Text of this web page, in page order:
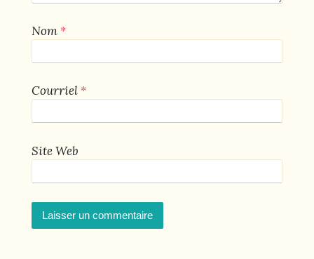
Nom *
Courriel *
Site Web